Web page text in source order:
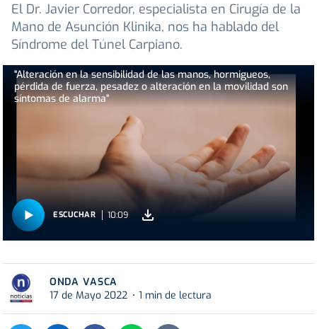
El Dr. Javier Corredor, especialista en Cirugía de la
Mano de Asunción Klinika, nos ha hablado del
Síndrome del Túnel Carpiano.
"Alteración en la sensibilidad de las manos, hormigueos,
pérdida de fuerza, pesadez o alteración en la movilidad son
síntomas de alarma"
ESCUCHAR 10:09
ONDA VASCA
17 de Mayo 2022
1 min de lectura